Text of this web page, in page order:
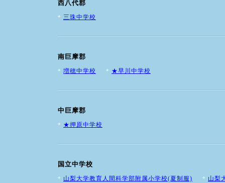
西八代郡
三珠中学校
南巨摩郡
増穂中学校 ★早川中学校
中巨摩郡
★押原中学校
国立中学校
山梨大学教育人間科学部附属小学校(夏制服) 山梨